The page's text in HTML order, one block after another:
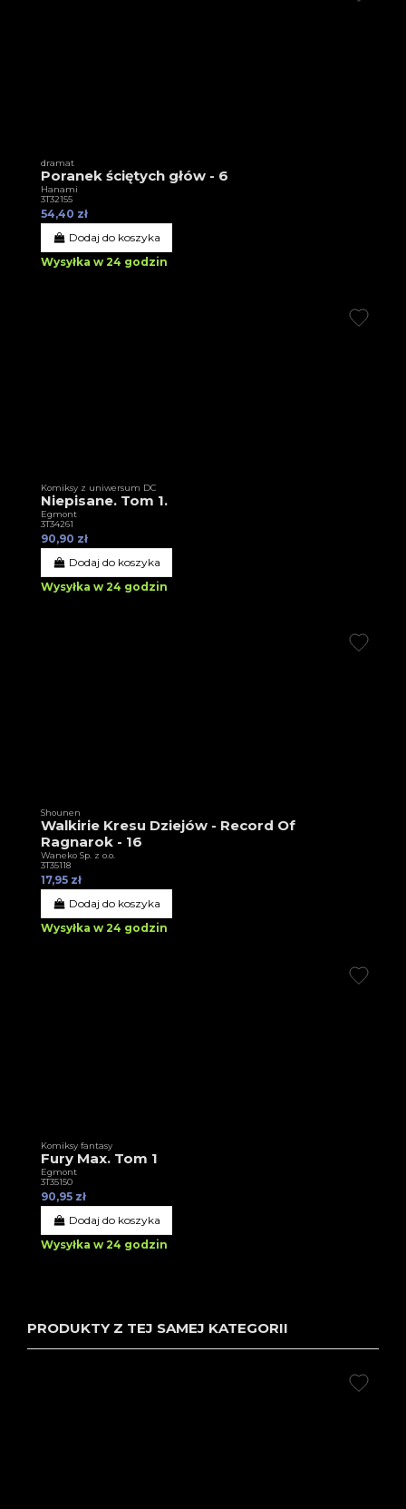
dramat
Poranek ściętych głów - 6
Hanami
3T32155
54,40 zł
Dodaj do koszyka
Wysyłka w 24 godzin
Komiksy z uniwersum DC
Niepisane. Tom 1.
Egmont
3T34261
90,90 zł
Dodaj do koszyka
Wysyłka w 24 godzin
Shounen
Walkirie Kresu Dziejów - Record Of
Ragnarok - 16
Waneko Sp. z o.o.
3T35118
17,95 zł
Dodaj do koszyka
Wysyłka w 24 godzin
Komiksy fantasy
Fury Max. Tom 1
Egmont
3T35150
90,95 zł
Dodaj do koszyka
Wysyłka w 24 godzin
PRODUKTY Z TEJ SAMEJ KATEGORII